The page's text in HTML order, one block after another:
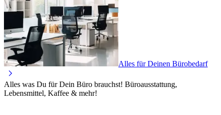
Alles für Deinen Bürobedarf
Alles was Du für Dein Büro brauchst! Büroausstattung,
Lebensmittel, Kaffee & mehr!